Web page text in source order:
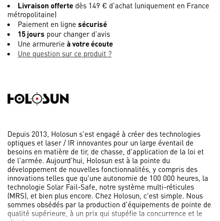
Livraison offerte dès 149 € d’achat (uniquement en France
métropolitaine)
Paiement en ligne sécurisé
15 jours pour changer d’avis
Une armurerie à votre écoute
Une question sur ce produit ?
Depuis 2013, Holosun s'est engagé à créer des technologies
optiques et laser / IR innovantes pour un large éventail de
besoins en matière de tir, de chasse, d'application de la loi et
de l'armée. Aujourd'hui, Holosun est à la pointe du
développement de nouvelles fonctionnalités, y compris des
innovations telles que qu'une autonomie de 100 000 heures, la
technologie Solar Fail-Safe, notre système multi-réticules
(MRS), et bien plus encore. Chez Holosun, c'est simple. Nous
sommes obsédés par la production d'équipements de pointe de
qualité supérieure, à un prix qui stupéfie la concurrence et le